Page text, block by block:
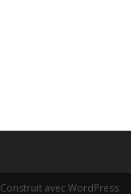
Construit avec WordPress